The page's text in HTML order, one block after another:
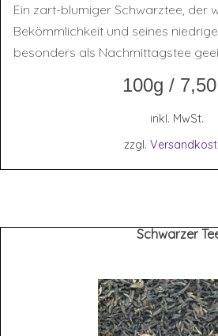
Ein zart-blumiger Schwarztee, der
Bekömmlichkeit und seines
besonders als Nachmittagstee
100g / 7,50
inkl. MwSt.
zzgl.
Schwarzer